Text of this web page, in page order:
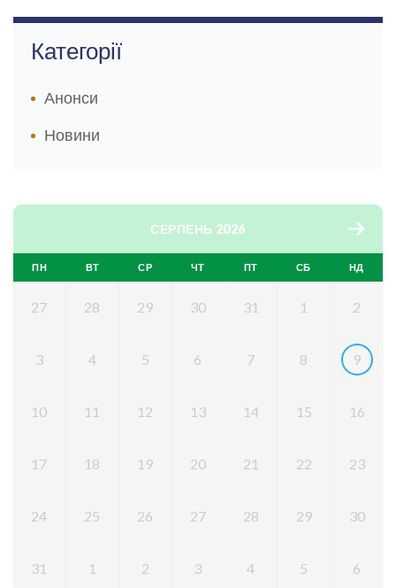
Категорії
Анонси
Новини
СЕРПЕНЬ 2026
ПН ВТ СР ЧТ ПТ СБ НД
27 28 29 30 31 1 2
3 4 5 6 7 8 9
10 11 12 13 14 15 16
17 18 19 20 21 22 23
24 25 26 27 28 29 30
31 1 2 3 4 5 6